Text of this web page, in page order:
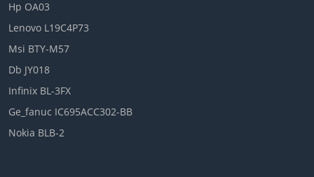
Hp OA03
Lenovo L19C4P73
Msi BTY-M57
Db JY018
Infinix BL-3FX
Ge_fanuc IC695ACC302-BB
Nokia BLB-2